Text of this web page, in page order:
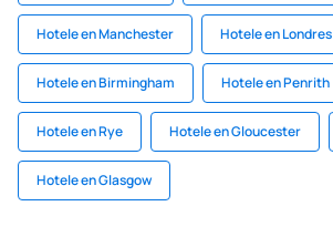
Hotele en Manchester Hotele en Londres
Hotele en Birmingham Hotele en Penrith
Hotele en Rye Hotele en Gloucester
Hotele en Glasgow